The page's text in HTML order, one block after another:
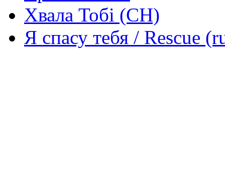
Хвала Тобі (СН)
Я спасу тебя / Rescue